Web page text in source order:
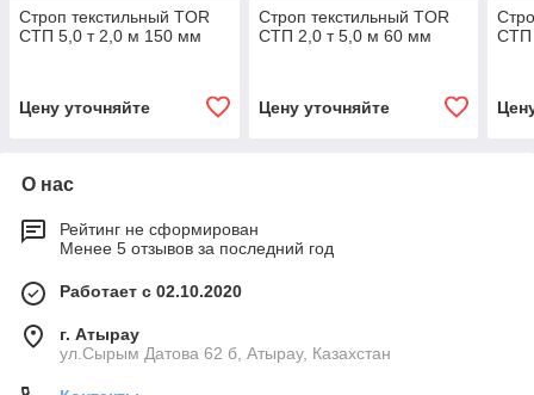
Строп текстильный TOR
СТП 5,0 т 2,0 м 150 мм
Цену уточняйте
Строп текстильный TOR
СТП 2,0 т 5,0 м 60 мм
Цену уточняйте
СТП
О нас
Рейтинг не сформирован
Менее 5 отзывов за последний год
Работает с 02.10.2020
г. Атырау
ул.Сырым Датова 62 б, Атырау, Казахстан